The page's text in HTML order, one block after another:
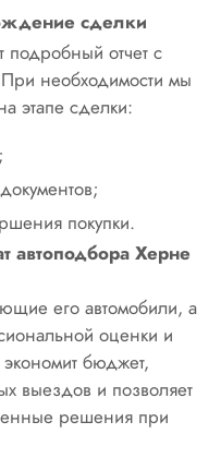
сделки
подробный отчет с
необходимости мы
этапе сделки:
покупки.
автоподбора Херне
его автомобили, а
оценки и
бюджет,
выездов и позволяет
решения при